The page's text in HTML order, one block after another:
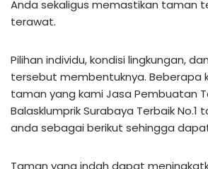
Anda sekaligus memastikan taman
terawat.
Pilihan individu, kondisi lingkungan,
tersebut membentuknya. Beberapa
taman yang kami Jasa Pembuatan
Balasklumprik Surabaya Terbaik No.1
anda sebagai berikut sehingga
Taman yang indah dapat